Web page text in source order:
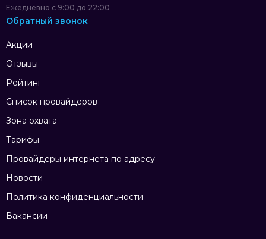
Акции
Отзывы
Рейтинг
Список провайдеров
Зона охвата
Тарифы
Провайдеры интернета по адресу
Новости
Политика конфиденциальности
Вакансии
Ежедневно с 9:00 до 22:00
Обратный звонок